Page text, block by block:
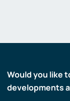
Would you like
developments